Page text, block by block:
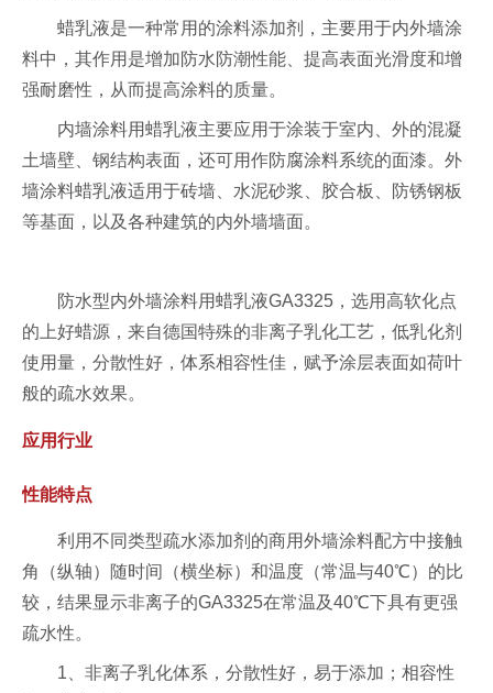
蜡乳液是一种常用的涂料添加剂，主要用于内外墙涂
料中，其作用是增加防水防潮性能、提高表面光滑度和增
强耐磨性，从而提高涂料的质量。
内墙涂料用蜡乳液主要应用于涂装于室内、外的混凝
土墙壁、钢结构表面，还可用作防腐涂料系统的面漆。外
墙涂料蜡乳液适用于砖墙、水泥砂浆、胶合板、防锈钢板
等基面，以及各种建筑的内外墙墙面。
防水型内外墙涂料用蜡乳液GA3325，选用高软化点
的上好蜡源，来自德国特殊的非离子乳化工艺，低乳化剂
使用量，分散性好，体系相容性佳，赋予涂层表面如荷叶
般的疏水效果。
应用行业
性能特点
利用不同类型疏水添加剂的商用外墙涂料配方中接触
角（纵轴）随时间（横坐标）和温度（常温与40℃）的比
较，结果显示非离子的GA3325在常温及40℃下具有更强
疏水性。
1、非离子乳化体系，分散性好，易于添加；相容性